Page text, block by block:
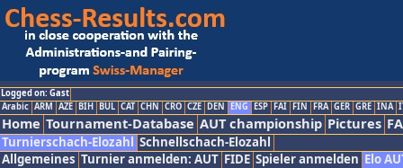
Logged on: Gast
Arabic ARM AZE BIH BUL CAT CHN CRO CZE DEN ENG ESP FAI FIN FRA GER GRE INA
Home Tournament-Database AUT championship Pictures
Turnierschach-Elozahl Schnellschach-Elozahl
Allgemeines Turnier anmelden: AUT FIDE Spieler anmelden Elo